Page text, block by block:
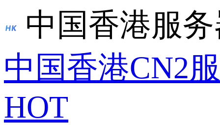
中国香港服
中国香港CN2
HOT